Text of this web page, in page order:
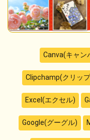
Canva(キャン
Clipchamp(クリッ
Excel(エクセル)
Google(グーグル)